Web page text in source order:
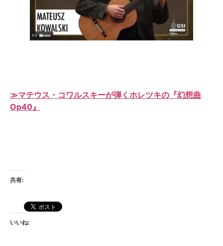
≫マテウス・コワルスキーが弾くホレツキの『幻想曲
Op40』
共有:
いいね: